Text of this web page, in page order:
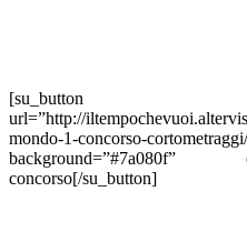
[su_button
url=”http://
mondo-1-concorso-
background=”#7a080f”
concorso[/su_button]